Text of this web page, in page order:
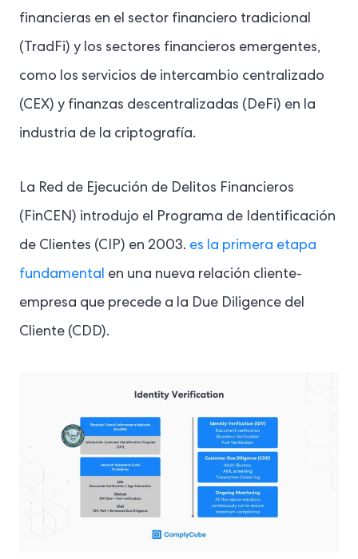
financieras en el sector financiero tradicional
(TradFi) y los sectores financieros emergentes,
como los servicios de intercambio centralizado
(CEX) y finanzas descentralizadas (DeFi) en la
industria de la criptografía.
La Red de Ejecución de Delitos Financieros
(FinCEN) introdujo el Programa de Identificación
de Clientes (CIP) en 2003. es la primera etapa
fundamental en una nueva relación cliente-
empresa que precede a la Due Diligence del
Cliente (CDD).